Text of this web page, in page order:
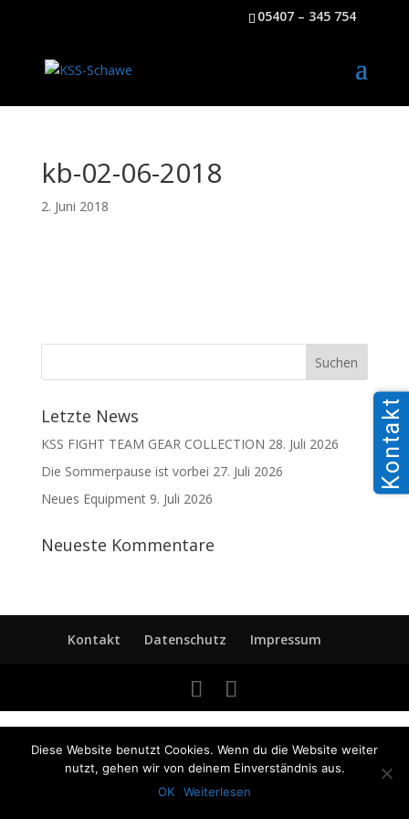
05407 – 345 754
kb-02-06-2018
2. Juni 2018
Letzte News
KSS FIGHT TEAM GEAR COLLECTION 28. Juli 2026
Die Sommerpause ist vorbei 27. Juli 2026
Neues Equipment 9. Juli 2026
Neueste Kommentare
Kontakt Datenschutz Impressum
Kontakt
Diese Website benutzt Cookies. Wenn du die Website weiter
nutzt, gehen wir von deinem Einverständnis aus.
OK
Weiterlesen